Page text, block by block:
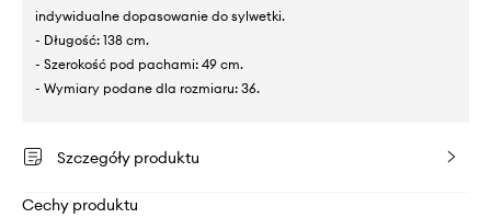
indywidualne dopasowanie do sylwetki.
- Długość: 138 cm.
- Szerokość pod pachami: 49 cm.
- Wymiary podane dla rozmiaru: 36.
Szczegóły produktu
Cechy produktu